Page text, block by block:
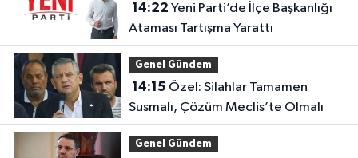
14:22
Ataması Tartışma Yarattı
Genel Gündem
14:15
Susmalı, Çözüm Meclis’te Olmalı
Genel Gündem